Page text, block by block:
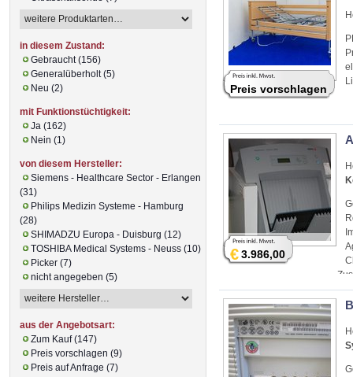
Preis vorschlagen
€3.986,00
in diesem Zustand:
Gebraucht (156)
Generalüberholt (5)
Neu (2)
mit Funktionstüchtigkeit:
Ja (162)
Nein (1)
von diesem Hersteller:
Siemens - Healthcare Sector - Erlangen
(31)
Philips Medizin Systeme - Hamburg
(28)
SHIMADZU Europa - Duisburg (12)
TOSHIBA Medical Systems - Neuss (10)
Picker (7)
nicht angegeben (5)
aus der Angebotsart:
Zum Kauf (147)
Preis vorschlagen (9)
Preis auf Anfrage (7)